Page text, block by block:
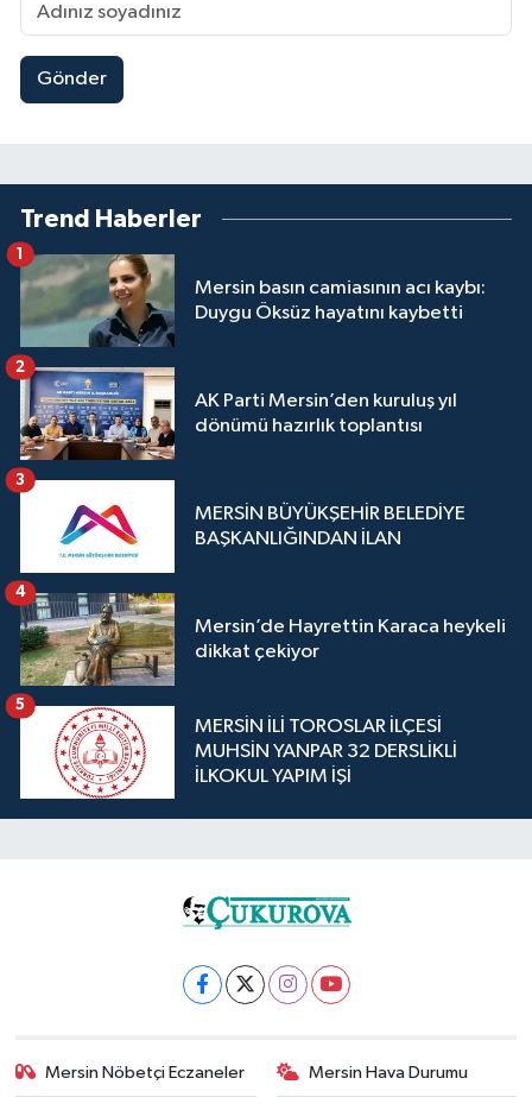
Gönder
Trend Haberler
Mersin basın camiasının acı kaybı:
Duygu Öksüz hayatını kaybetti
1
AK Parti Mersin’den kuruluş yıl
dönümü hazırlık toplantısı
2
MERSİN BÜYÜKŞEHİR BELEDİYE
BAŞKANLIĞINDAN İLAN
3
Mersin’de Hayrettin Karaca heykeli
dikkat çekiyor
4
MERSİN İLİ TOROSLAR İLÇESİ
MUHSİN YANPAR 32 DERSLİKLİ
İLKOKUL YAPIM İŞİ
5
Mersin Nöbetçi Eczaneler Mersin Hava Durumu